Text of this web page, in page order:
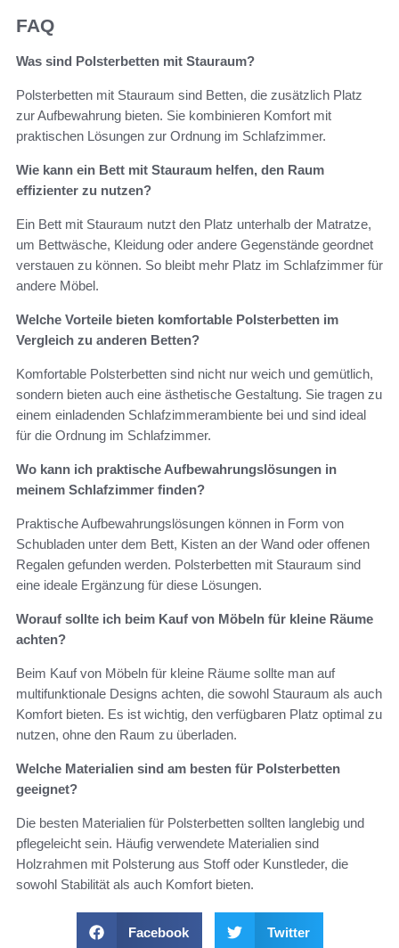
FAQ
Was sind Polsterbetten mit Stauraum?
Polsterbetten mit Stauraum sind Betten, die zusätzlich Platz
zur Aufbewahrung bieten. Sie kombinieren Komfort mit
praktischen Lösungen zur Ordnung im Schlafzimmer.
Wie kann ein Bett mit Stauraum helfen, den Raum
effizienter zu nutzen?
Ein Bett mit Stauraum nutzt den Platz unterhalb der Matratze,
um Bettwäsche, Kleidung oder andere Gegenstände geordnet
verstauen zu können. So bleibt mehr Platz im Schlafzimmer für
andere Möbel.
Welche Vorteile bieten komfortable Polsterbetten im
Vergleich zu anderen Betten?
Komfortable Polsterbetten sind nicht nur weich und gemütlich,
sondern bieten auch eine ästhetische Gestaltung. Sie tragen zu
einem einladenden Schlafzimmerambiente bei und sind ideal
für die Ordnung im Schlafzimmer.
Wo kann ich praktische Aufbewahrungslösungen in
meinem Schlafzimmer finden?
Praktische Aufbewahrungslösungen können in Form von
Schubladen unter dem Bett, Kisten an der Wand oder offenen
Regalen gefunden werden. Polsterbetten mit Stauraum sind
eine ideale Ergänzung für diese Lösungen.
Worauf sollte ich beim Kauf von Möbeln für kleine Räume
achten?
Beim Kauf von Möbeln für kleine Räume sollte man auf
multifunktionale Designs achten, die sowohl Stauraum als auch
Komfort bieten. Es ist wichtig, den verfügbaren Platz optimal zu
nutzen, ohne den Raum zu überladen.
Welche Materialien sind am besten für Polsterbetten
geeignet?
Die besten Materialien für Polsterbetten sollten langlebig und
pflegeleicht sein. Häufig verwendete Materialien sind
Holzrahmen mit Polsterung aus Stoff oder Kunstleder, die
sowohl Stabilität als auch Komfort bieten.
Facebook Twitter